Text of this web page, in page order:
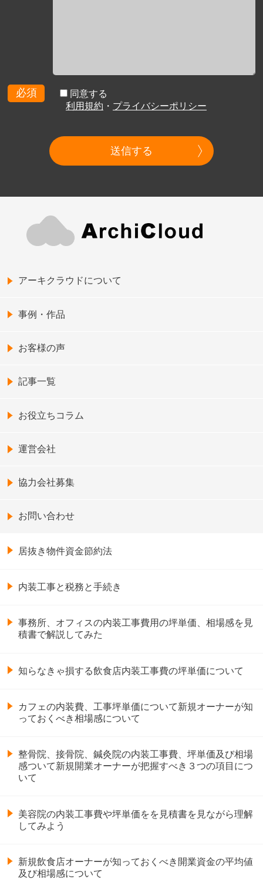
必須
同意する
利用規約 ・ プライバシーポリシー
送信する
アーキクラウドについて
事例・作品
お客様の声
記事一覧
お役立ちコラム
運営会社
協力会社募集
お問い合わせ
居抜き物件資金節約法
内装工事と税務と手続き
事務所、オフィスの内装工事費用の坪単価、相場感を見
積書で解説してみた
知らなきゃ損する飲食店内装工事費の坪単価について
カフェの内装費、工事坪単価について新規オーナーが知
っておくべき相場感について
整骨院、接骨院、鍼灸院の内装工事費、坪単価及び相場
感ついて新規開業オーナーが把握すべき３つの項目につ
いて
美容院の内装工事費や坪単価をを見積書を見ながら理解
してみよう
新規飲食店オーナーが知っておくべき開業資金の平均値
及び相場感について